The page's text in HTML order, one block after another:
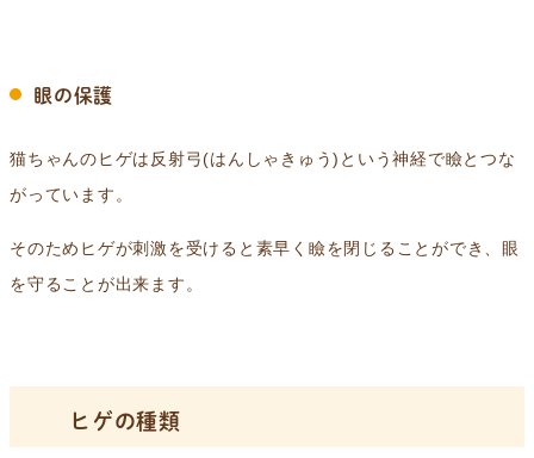
眼の保護
猫ちゃんのヒゲは反射弓(はんしゃきゅう)という神経で瞼とつな
がっています。
そのためヒゲが刺激を受けると素早く瞼を閉じることができ、眼
を守ることが出来ます。
ヒゲの種類